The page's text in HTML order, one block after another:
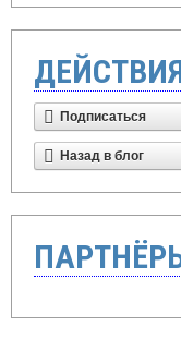
Подписаться
Назад в блог